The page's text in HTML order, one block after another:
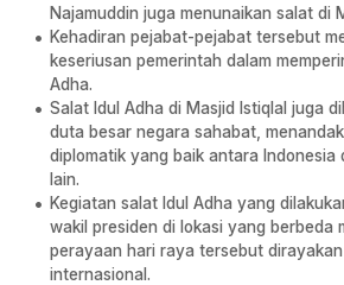
Najamuddin juga menunaikan salat di
Kehadiran pejabat-pejabat tersebut
keseriusan pemerintah dalam
Adha.
Salat Idul Adha di Masjid Istiqlal juga
duta besar negara sahabat,
diplomatik yang baik antara Indonesia
lain.
Kegiatan salat Idul Adha yang
wakil presiden di lokasi yang berbeda
perayaan hari raya tersebut
internasional.